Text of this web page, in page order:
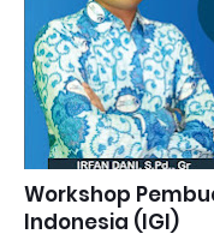
Workshop
Indonesia (IGI)